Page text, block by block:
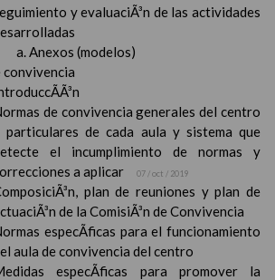
y evaluaciÃ³n de las actividades
Anexos (modelos)
convivencia
de convivencia generales del centro
particulares de cada aula y sistema que
el incumplimiento de normas y
a aplicar
07 / oct / 2019
plan de reuniones y plan de
de la ComisiÃ³n de Convivencia
especÃ­ficas para el funcionamiento
aula de convivencia del centro
especÃ­ficas para promover la